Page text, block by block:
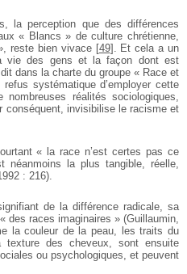
la perception que des différences
« Blancs » de culture chrétienne,
reste bien vivace[49] . Et cela a un
vie des gens et la façon dont est
dans la charte du groupe « Race et
systématique d’employer cette
réalités sociologiques,
conséquent, invisibilise le racisme et
« la race n’est certes pas ce
néanmoins la plus tangible, réelle,
: 216).
de la différence radicale, sa
des races imaginaires » (Guillaumin,
la couleur de la peau, les traits du
des cheveux, sont ensuite
ou psychologiques, et peuvent